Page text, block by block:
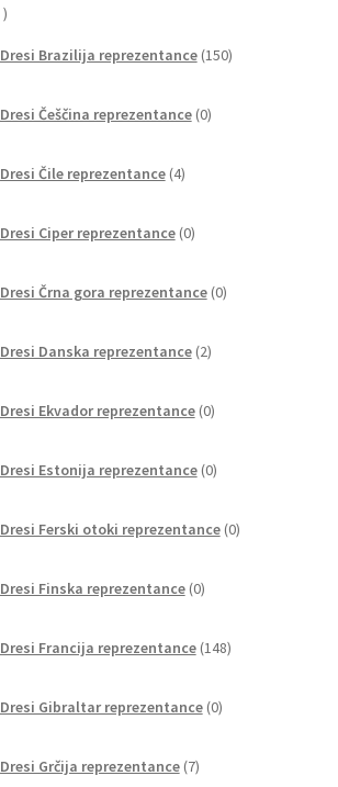
20
Dresi Brazilija reprezentance 150izdelkov
Dresi Češčina reprezentance 0izdelkov
Dresi Čile reprezentance 4izdelki
Dresi Ciper reprezentance 0izdelkov
Dresi Črna gora reprezentance 0izdelkov
Dresi Danska reprezentance 2izdelka
Dresi Ekvador reprezentance 0izdelkov
Dresi Estonija reprezentance 0izdelkov
Dresi Ferski otoki reprezentance 0izdelkov
Dresi Finska reprezentance 0izdelkov
Dresi Francija reprezentance 148izdelkov
Dresi Gibraltar reprezentance 0izdelkov
Dresi Grčija reprezentance 7izdelkov